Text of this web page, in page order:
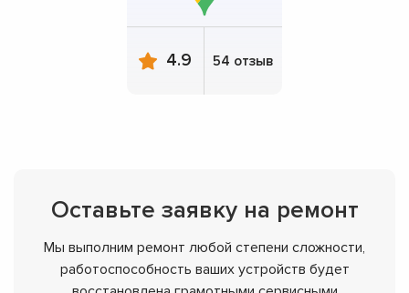
4.9 54 отзыв
Оставьте заявку на ремонт
Мы выполним ремонт любой степени сложности,
работоспособность ваших устройств будет